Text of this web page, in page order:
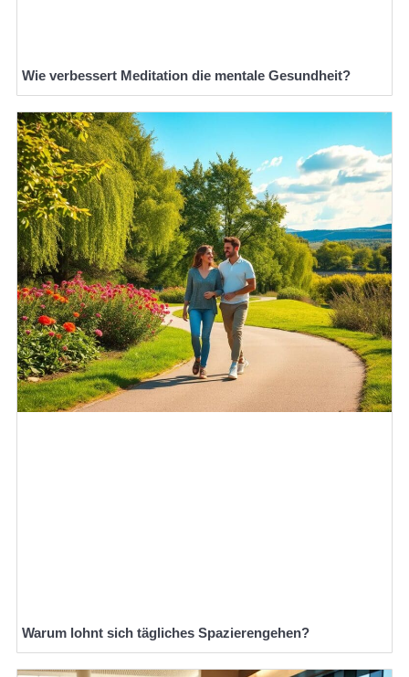
Wie verbessert Meditation die mentale Gesundheit?
Warum lohnt sich tägliches Spazierengehen?